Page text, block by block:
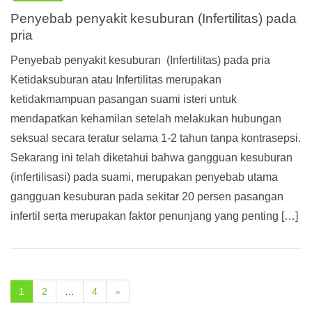
Penyebab penyakit kesuburan (Infertilitas) pada
pria
Penyebab penyakit kesuburan (Infertilitas) pada pria
Ketidaksuburan atau Infertilitas merupakan
ketidakmampuan pasangan suami isteri untuk
mendapatkan kehamilan setelah melakukan hubungan
seksual secara teratur selama 1-2 tahun tanpa kontrasepsi.
Sekarang ini telah diketahui bahwa gangguan kesuburan
(infertilisasi) pada suami, merupakan penyebab utama
gangguan kesuburan pada sekitar 20 persen pasangan
infertil serta merupakan faktor penunjang yang penting […]
1 2 4 »